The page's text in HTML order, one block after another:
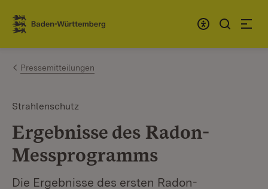
Zum Inhalt springen
Link zur Startseite
Pressemitteilungen
Strahlenschutz
Ergebnisse des Radon-
Messprogramms
Die Ergebnisse des ersten Radon-